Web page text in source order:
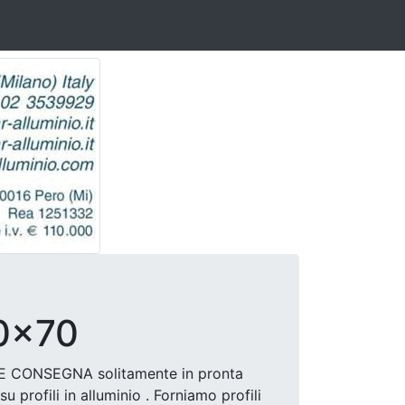
solitamente in pronta
profili in alluminio . Forniamo profili